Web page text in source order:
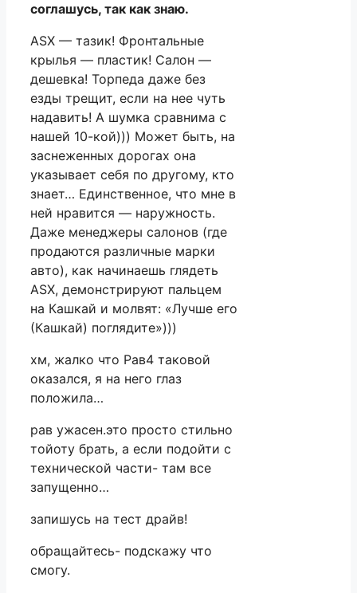
соглашусь, так как знаю.
ASX — тазик! Фронтальные
крылья — пластик! Салон —
дешевка! Торпеда даже без
езды трещит, если на нее чуть
надавить! А шумка сравнима с
нашей 10-кой))) Может быть, на
заснеженных дорогах она
указывает себя по другому, кто
знает… Единственное, что мне в
ней нравится — наружность.
Даже менеджеры салонов (где
продаются различные марки
авто), как начинаешь глядеть
ASX, демонстрируют пальцем
на Кашкай и молвят: «Лучше его
(Кашкай) поглядите»)))
хм, жалко что Рав4 таковой
оказался, я на него глаз
положила…
рав ужасен.это просто стильно
тойоту брать, а если подойти с
технической части- там все
запущенно…
запишусь на тест драйв!
обращайтесь- подскажу что
смогу.